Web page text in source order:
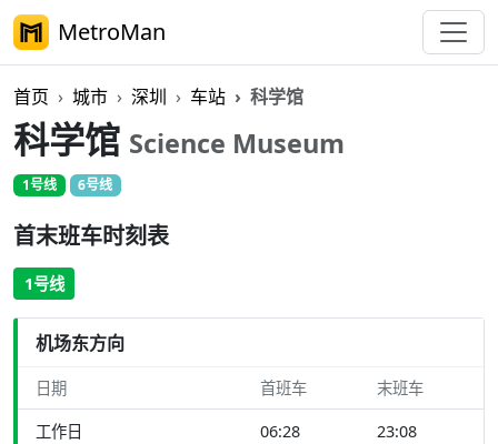
MetroMan
首页 城市 深圳 车站 科学馆
科学馆 Science Museum
1号线 6号线
首末班车时刻表
1号线
机场东方向
日期 首班车 末班车
工作日 06:28 23:08